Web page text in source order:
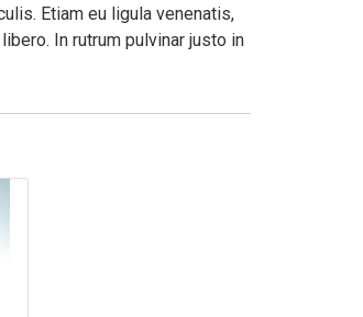
Etiam eu ligula venenatis,
In rutrum pulvinar justo in